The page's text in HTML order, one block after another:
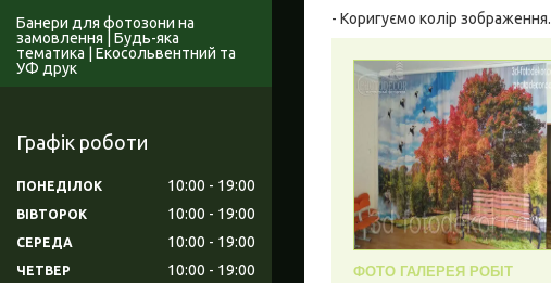
- Коригуємо колір зображення.
ФОТО ГАЛЕРЕЯ РОБІТ
Банери для фотозони на
замовлення | Будь-яка
тематика | Екосольвентний та
УФ друк
Графік роботи
ПОНЕДІЛОК 10:00 19:00
ВІВТОРОК 10:00 19:00
СЕРЕДА 10:00 19:00
ЧЕТВЕР 10:00 19:00